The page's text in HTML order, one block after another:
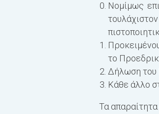
Νομίμως
το
Δήλωση του
Κάθε άλλο
Τα